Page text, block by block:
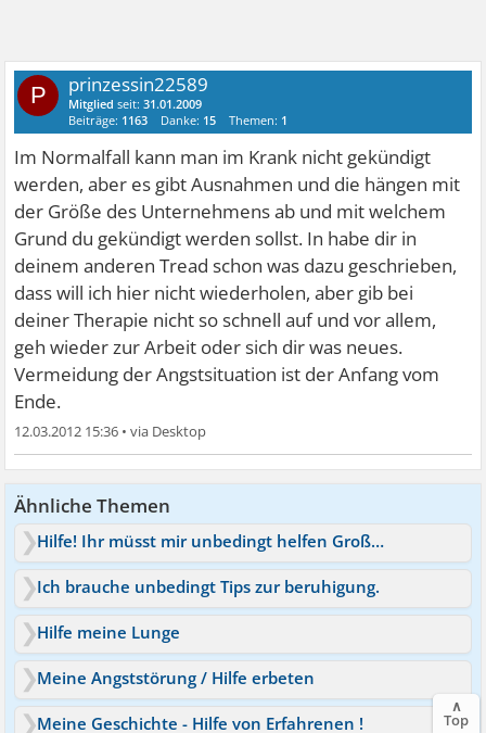
P prinzessin22589
Mitglied seit:31.01.2009
Beiträge: 1163 Danke: 15 Themen: 1
Im Normalfall kann man im Krank nicht gekündigt
werden, aber es gibt Ausnahmen und die hängen mit
der Größe des Unternehmens ab und mit welchem
Grund du gekündigt werden sollst. In habe dir in
deinem anderen Tread schon was dazu geschrieben,
dass will ich hier nicht wiederholen, aber gib bei
deiner Therapie nicht so schnell auf und vor allem,
geh wieder zur Arbeit oder sich dir was neues.
Vermeidung der Angstsituation ist der Anfang vom
Ende.
12.03.2012 15:36 •
Ähnliche Themen
Hilfe! Ihr müsst mir unbedingt helfen Große Angst
Ich brauche unbedingt Tips zur beruhigung.
Hilfe meine Lunge
Meine Angststörung / Hilfe erbeten
Meine Geschichte - Hilfe von Erfahrenen !
∧
Top